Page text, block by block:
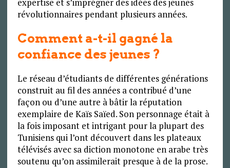
expertise et s’imprégner des idées des jeunes
révolutionnaires pendant plusieurs années.
Comment a-t-il gagné la
confiance des jeunes ?
Le réseau d’étudiants de différentes générations
construit au fil des années a contribué d’une
façon ou d’une autre à bâtir la réputation
exemplaire de Kaïs Saïed. Son personnage était à
la fois imposant et intrigant pour la plupart des
Tunisiens qui l’ont découvert dans les plateaux
télévisés avec sa diction monotone en arabe très
soutenu qu’on assimilerait presque à de la prose.